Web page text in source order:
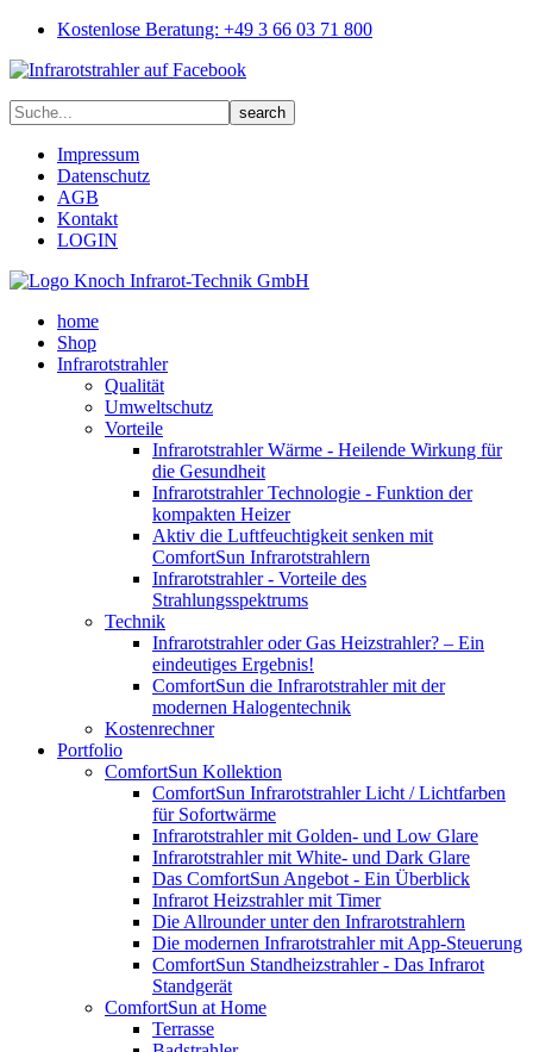
Kostenlose Beratung: +49 3 66 03 71 800
Impressum
Datenschutz
AGB
Kontakt
LOGIN
home
Shop
Infrarotstrahler
Qualität
Umweltschutz
Vorteile
Infrarotstrahler Wärme - Heilende Wirkung für
die Gesundheit
Infrarotstrahler Technologie - Funktion der
kompakten Heizer
Aktiv die Luftfeuchtigkeit senken mit
ComfortSun Infrarotstrahlern
Infrarotstrahler - Vorteile des
Strahlungsspektrums
Technik
Infrarotstrahler oder Gas Heizstrahler? – Ein
eindeutiges Ergebnis!
ComfortSun die Infrarotstrahler mit der
modernen Halogentechnik
Kostenrechner
Portfolio
ComfortSun Kollektion
ComfortSun Infrarotstrahler Licht / Lichtfarben
für Sofortwärme
Infrarotstrahler mit Golden- und Low Glare
Infrarotstrahler mit White- und Dark Glare
Das ComfortSun Angebot - Ein Überblick
Infrarot Heizstrahler mit Timer
Die Allrounder unter den Infrarotstrahlern
Die modernen Infrarotstrahler mit App-Steuerung
ComfortSun Standheizstrahler - Das Infrarot
Standgerät
ComfortSun at Home
Terrasse